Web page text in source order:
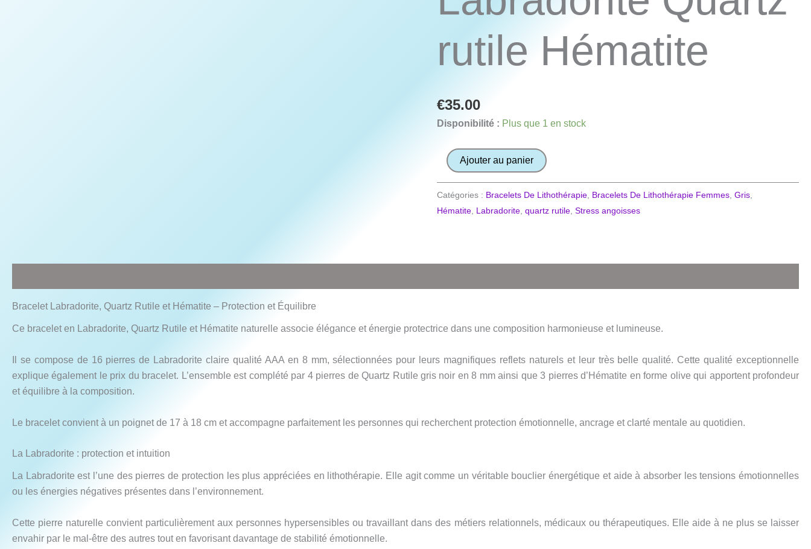
rutile Hématite
€35.00
Disponibilité : Plus que 1 en stock
quantité
Labradorite
Ajouter au panier
Catégories : Bracelets De Lithothérapie Bracelets De Lithothérapie Femmes ,Gris
Hématite Labradorite ,quartz rutile ,Stress angoisses
Bracelet Labradorite, Quartz Rutile et Hématite – Protection et Équilibre
Ce bracelet en Labradorite, Quartz Rutile et Hématite naturelle associe élégance et énergie protectrice dans une composition harmonieuse et lumineuse.
Il se compose de 16 pierres de Labradorite claire qualité AAA en 8 mm, sélectionnées pour leurs magnifiques reflets naturels et leur très belle qualité. Cette qualité exceptionnelle
explique également le prix du bracelet. L’ensemble est complété par 4 pierres de Quartz Rutile gris noir en 8 mm ainsi que 3 pierres d’Hématite en forme olive qui apportent profondeur
et équilibre à la composition.
Le bracelet convient à un poignet de 17 à 18 cm et accompagne parfaitement les personnes qui recherchent protection émotionnelle, ancrage et clarté mentale au quotidien.
La Labradorite : protection et intuition
La Labradorite est l’une des pierres de protection les plus appréciées en lithothérapie. Elle agit comme un véritable bouclier énergétique et aide à absorber les tensions émotionnelles
ou les énergies négatives présentes dans l’environnement.
Cette pierre naturelle convient particulièrement aux personnes hypersensibles ou travaillant dans des métiers relationnels, médicaux ou thérapeutiques. Elle aide à ne plus se laisser
envahir par le mal-être des autres tout en favorisant davantage de stabilité émotionnelle.